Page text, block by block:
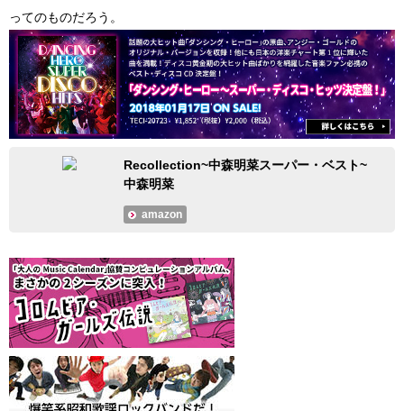
ってのものだろう。
Recollection~中森明菜スーパー・ベスト~
中森明菜
amazon